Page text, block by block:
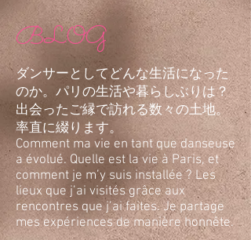
BLOG
ダンサーとしてどんな生活になった
のか。パリの生活や暮らしぶりは？
出会ったご縁で訪れる数々の土地。
率直に綴ります。
Comment ma vie en tant que danseuse
a évolué. Quelle est la vie à Paris, et
comment je m’y suis installée ? Les
lieux que j’ai visités grâce aux
rencontres que j’ai faites. Je partage
mes expériences de manière honnête.